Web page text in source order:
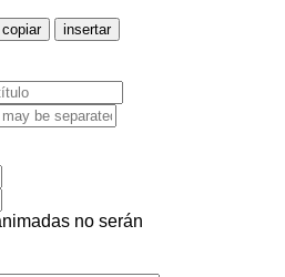
copiar insertar
no serán